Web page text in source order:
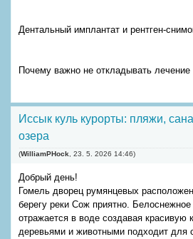
Дентальный имплантат и рентген-
Почему важно не откладывать лечение
Иссык куль курорты: пляжи,
озера
(WilliamPHock 23. 5. 2026 14:46)
Добрый день!
Гомель дворец румянцевых
берегу реки Сож приятно.
отражается в воде создавая красивую
деревьями и животными подходит для